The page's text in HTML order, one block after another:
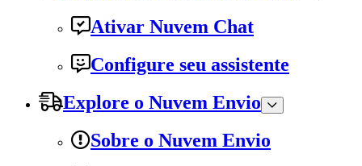
Ativar Nuvem Chat
Configure seu assistente
Explore o Nuvem Envio
Sobre o Nuvem Envio